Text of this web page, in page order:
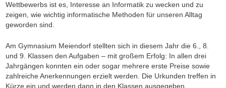
Wettbewerbs ist es, Interesse an Informatik zu wecken und zu
zeigen, wie wichtig informatische Methoden für unseren Alltag
geworden sind.
Am Gymnasium Meiendorf stellten sich in diesem Jahr die 6., 8.
und 9. Klassen den Aufgaben – mit großem Erfolg: In allen drei
Jahrgängen konnten ein oder sogar mehrere erste Preise sowie
zahlreiche Anerkennungen erzielt werden. Die Urkunden treffen in
Kürze ein und werden dann in den Klassen ausgegeben.